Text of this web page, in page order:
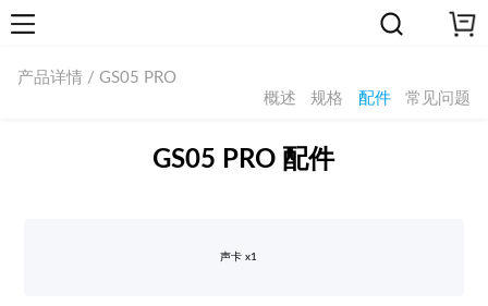
产品详情 / GS05 PRO
概述
规格 配件 常见问题
GS05 PRO 配件
声卡 x1